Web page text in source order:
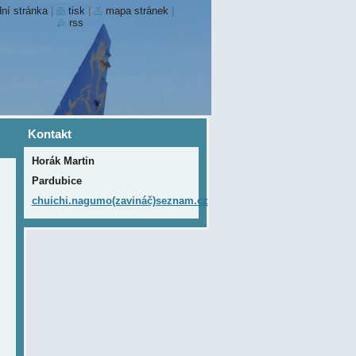
Kontakt
Horák Martin
Pardubice
chuichi.nagumo(zavináč)seznam.cz
stránka tisk mapa stránek
rss